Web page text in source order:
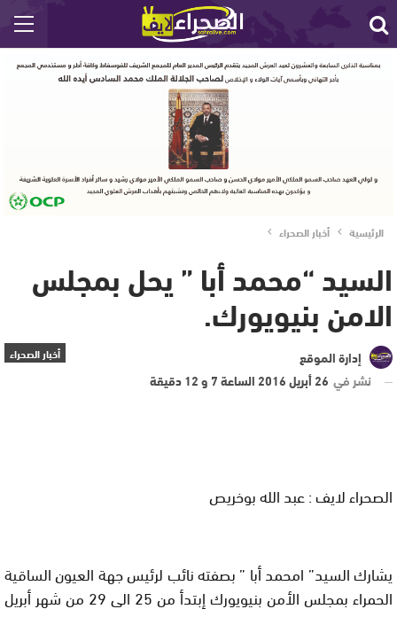
الرئيسية أخبار الصحراء
السيد “محمد أبا ” يحل بمجلس
الامن بنيويورك.
أخبار الصحراء
إدارة الموقع
نشر في 26 أبريل 2016 الساعة 7 و 12 دقيقة
الصحراء لايف : عبد الله بوخريص
يشارك السيد” امحمد أبا ” بصفته نائب لرئيس جهة العيون الساقية
الحمراء بمجلس الأمن بنيويورك إبتدأ من 25 الى 29 من شهر أبريل